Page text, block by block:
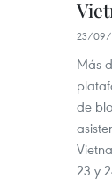
23/09/
Más
de
23 y